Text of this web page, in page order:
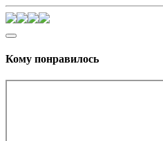
Кому понравилось